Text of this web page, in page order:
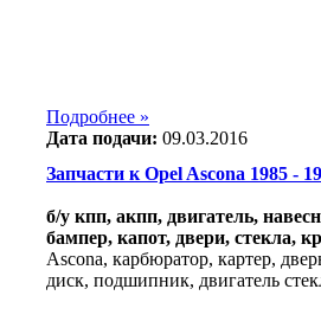
Подробнее »
Дата подачи: 09.03.2016
Запчасти к Opel Ascona 1985 -
б/у кпп, акпп, двигатель,
бампер, капот, двери, стекла,
Ascona, карбюратор, картер,
диск, подшипник, двигатель